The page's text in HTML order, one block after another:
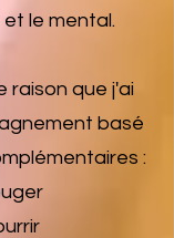
le mental.
raison que j'ai
basé
: